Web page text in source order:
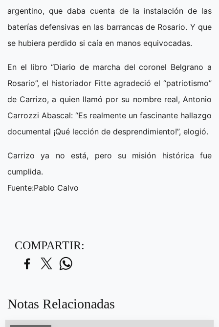
argentino, que daba cuenta de la instalación de las
baterías defensivas en las barrancas de Rosario. Y que
se hubiera perdido si caía en manos equivocadas.
En el libro “Diario de marcha del coronel Belgrano a
Rosario”, el historiador Fitte agradeció el “patriotismo”
de Carrizo, a quien llamó por su nombre real, Antonio
Carrozzi Abascal: “Es realmente un fascinante hallazgo
documental ¡Qué lección de desprendimiento!”, elogió.
Carrizo ya no está, pero su misión histórica fue
cumplida.
Fuente:Pablo Calvo
COMPARTIR:
Notas Relacionadas